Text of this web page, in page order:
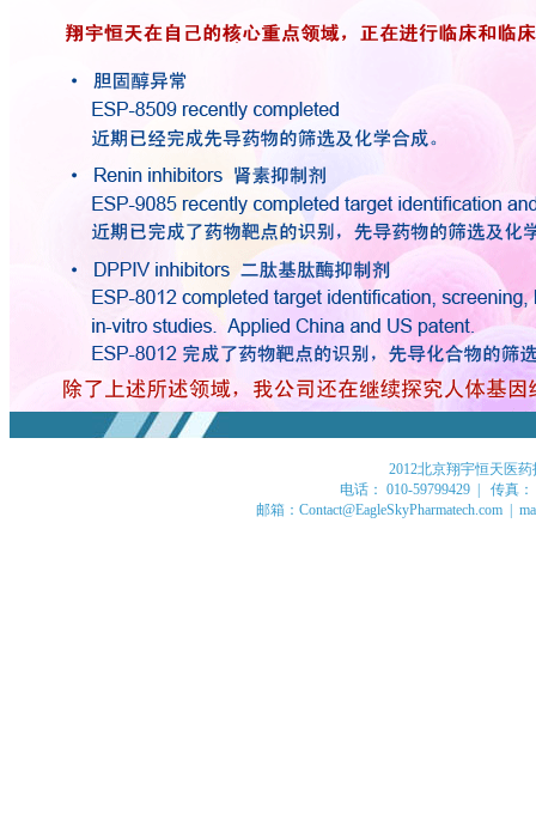
2012北京翔宇恒天医
电话： 010-59799429 | 传真
邮箱：Contact@EagleSkyPharmatech.com |